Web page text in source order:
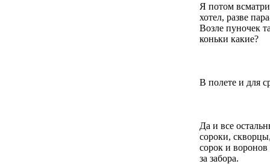
Я потом
хотел, разве
Возле пуночек
коньки какие?
В полете и для
Да и все
сороки,
сорок и воронов
за забора.